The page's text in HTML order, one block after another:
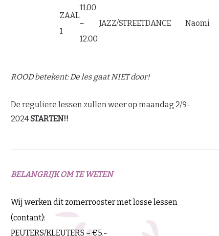
ZAAL
1
11.00
–
12.00
JAZZ/STREETDANCE Naomi
ROOD betekent: De les gaat NIET door!
De reguliere lessen zullen weer op maandag 2/9-
2024STARTEN!!
BELANGRIJK OM TE WETEN
Wij werken dit zomerrooster met losse lessen
(contant):
PEUTERS/KLEUTERS – €5,-